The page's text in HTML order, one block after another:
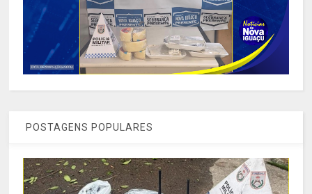
POSTAGENS POPULARES